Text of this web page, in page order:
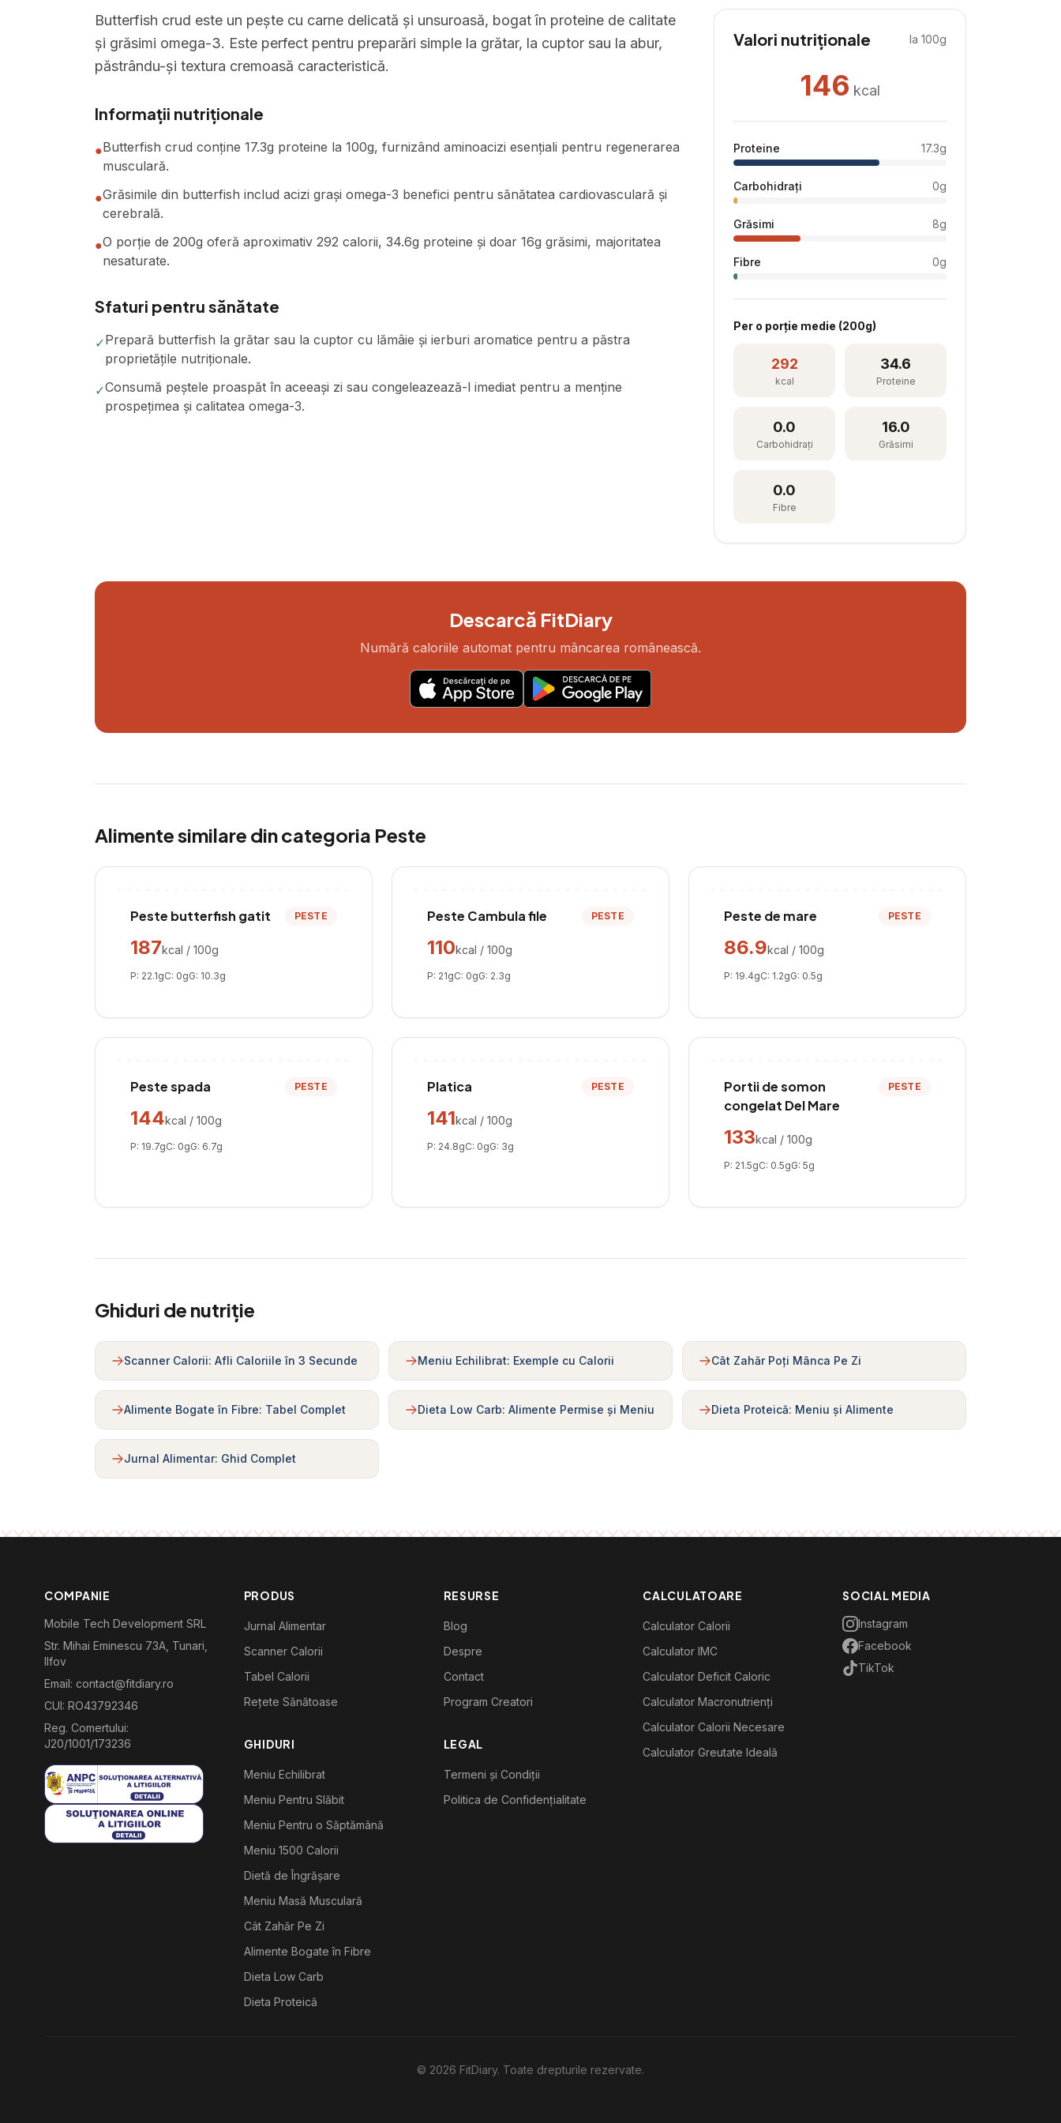
Butterfish crud este un pește cu carne delicată și unsuroasă, bogat în proteine de calitate
și grăsimi omega-3. Este perfect pentru preparări simple la grătar, la cuptor sau la abur,
păstrându-și textura cremoasă caracteristică.
Informații nutriționale
●Butterfish crud conține 17.3g proteine la 100g, furnizând aminoacizi esențiali pentru regenerarea
musculară.
●Grăsimile din butterfish includ acizi grași omega-3 benefici pentru sănătatea cardiovasculară și
cerebrală.
●O porție de 200g oferă aproximativ 292 calorii, 34.6g proteine și doar 16g grăsimi, majoritatea
nesaturate.
Sfaturi pentru sănătate
✓Prepară butterfish la grătar sau la cuptor cu lămâie și ierburi aromatice pentru a păstra
proprietățile nutriționale.
✓Consumă peștele proaspăt în aceeași zi sau congeleazează-l imediat pentru a menține
prospețimea și calitatea omega-3.
Valori nutriționale la 100g
146 kcal
Proteine 17.3g
Carbohidrați 0g
Grăsimi 8g
Fibre 0g
Per o porție medie (200g)
292
kcal
34.6
Proteine
0.0
Carbohidrați
16.0
Grăsimi
0.0
Fibre
Descarcă FitDiary
Numără caloriile automat pentru mâncarea românească.
Alimente similare din categoria Peste
Peste butterfish gatit PESTE
187kcal / 100g
P: 22.1gC: 0gG: 10.3g
Peste Cambula file PESTE
110kcal / 100g
P: 21gC: 0gG: 2.3g
Peste de mare PESTE
86.9kcal / 100g
P: 19.4gC: 1.2gG: 0.5g
Peste spada PESTE
144kcal / 100g
P: 19.7gC: 0gG: 6.7g
Platica PESTE
141kcal / 100g
P: 24.8gC: 0gG: 3g
Portii de somon
congelat Del Mare
PESTE
133kcal / 100g
P: 21.5gC: 0.5gG: 5g
Ghiduri de nutriție
Scanner Calorii: Afli Caloriile în 3 Secunde Meniu Echilibrat: Exemple cu Calorii Cât Zahăr Poți Mânca Pe Zi
Alimente Bogate în Fibre: Tabel Complet Dieta Low Carb: Alimente Permise și Meniu Dieta Proteică: Meniu și Alimente
Jurnal Alimentar: Ghid Complet
COMPANIE
Mobile Tech Development SRL
Str. Mihai Eminescu 73A, Tunari,
Ilfov
Email: contact@fitdiary.ro
CUI: RO43792346
Reg. Comertului:
J20/1001/173236
PRODUS
Jurnal Alimentar
Scanner Calorii
Tabel Calorii
Rețete Sănătoase
GHIDURI
Meniu Echilibrat
Meniu Pentru Slăbit
Meniu Pentru o Săptămână
Meniu 1500 Calorii
Dietă de Îngrășare
Meniu Masă Musculară
Cât Zahăr Pe Zi
Alimente Bogate în Fibre
Dieta Low Carb
Dieta Proteică
RESURSE
Blog
Despre
Contact
Program Creatori
LEGAL
Termeni și Condiții
Politica de Confidențialitate
CALCULATOARE
Calculator Calorii
Calculator IMC
Calculator Deficit Caloric
Calculator Macronutrienți
Calculator Calorii Necesare
Calculator Greutate Ideală
SOCIAL MEDIA
Instagram
Facebook
TikTok
© 2026 FitDiary. Toate drepturile rezervate.